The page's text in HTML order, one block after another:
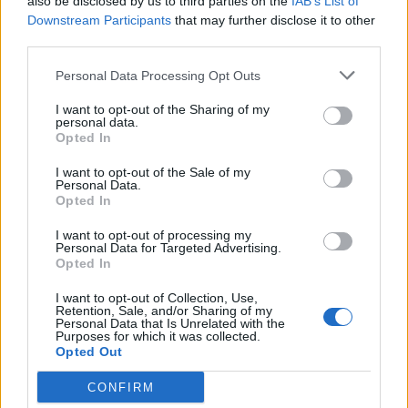
Downstream Participants that may further disclose it to other
Personal Data Processing Opt Outs
I want to opt-out of the Sharing of my
personal data.
Opted In
I want to opt-out of the Sale of my
Personal Data.
Opted In
I want to opt-out of processing my
Personal Data for Targeted Advertising.
Opted In
I want to opt-out of Collection, Use,
Retention, Sale, and/or Sharing of my
Personal Data that Is Unrelated with the
Purposes for which it was collected.
Opted Out
CONFIRM
Da bi TA peć zaista i bila ekonomična, neophodno je da se
ona puni toplotnom energijom, odnosno da grejači rade
njen pun potencijal, a ne prekoračite potrošnju, važno je
da ne bude isuviše mala za prostoriju koju greje. U
često da uključujete ispuštanje toplog vazduha, a na taj
način će se brzo potrošiti akumulirana toplotna energija,
pa će biti potrebno dopunjavanje u vrijeme kada je struja
poprilično skupa. I to je jedna od najčešćih grešaka koju
većina pravi.
Drugo gdje greše jeste što ne koriste tajmer. Kako bi TA